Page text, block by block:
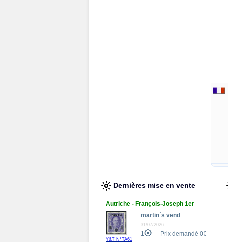
Dernières mise en vente
Autriche - François-Joseph 1er
Y&T N°TA61
martin`s vend
31/07/2026
1 Prix demandé 0€